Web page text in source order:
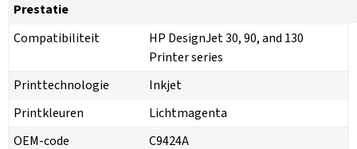
Prestatie
Compatibiliteit
HP DesignJet 30, 90, and 130
Printer series
Printtechnologie
Inkjet
Printkleuren
Lichtmagenta
OEM-code
C9424A